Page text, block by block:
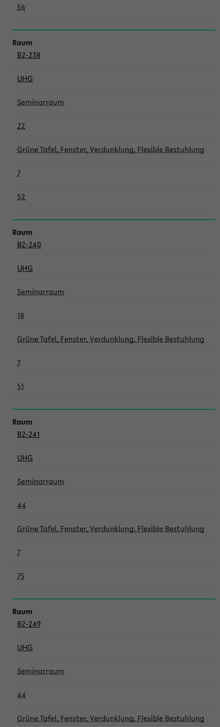
56
B2-238
UHG
Seminarraum
22
Grüne Tafel, Fenster, Verdunklung, Flexible Bestuhlung
7
52
B2-240
UHG
Seminarraum
18
Grüne Tafel, Fenster, Verdunklung, Flexible Bestuhlung
7
51
B2-241
UHG
Seminarraum
44
Grüne Tafel, Fenster, Verdunklung, Flexible Bestuhlung
7
75
B2-249
UHG
Seminarraum
44
Grüne Tafel, Fenster, Verdunklung, Flexible Bestuhlung